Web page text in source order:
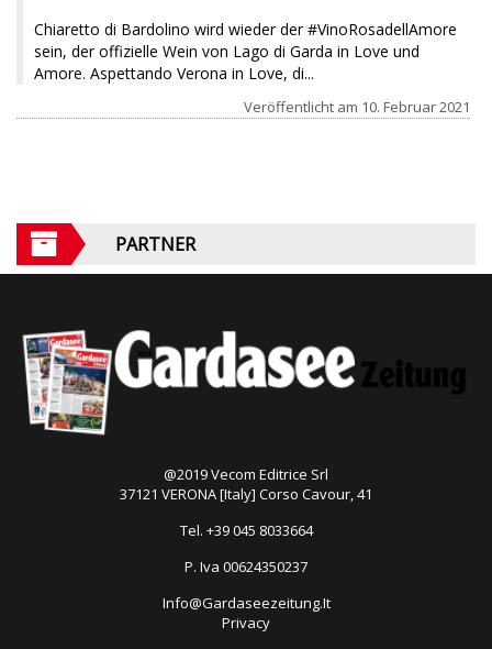
Chiaretto di Bardolino wird wieder der #VinoRosadellAmore
sein, der offizielle Wein von Lago di Garda in Love und
Amore. Aspettando Verona in Love, di...
Veröffentlicht am 10. Februar 2021
PARTNER
@2019 Vecom Editrice Srl
37121 VERONA [Italy] Corso Cavour, 41
Tel. +39 045 8033664
P. Iva 00624350237
Info@Gardaseezeitung.It
Privacy